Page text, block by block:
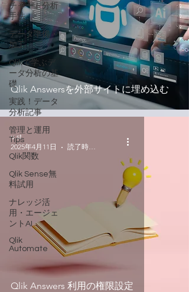
チャート分析
手法
データ準備・
加工
Qlikで学ぶデ
ータ分析の基
礎
実践！データ
分析記事
管理と運用
Tips
Qlik関数
Qlik Sense無
料試用
ナレッジ活
用・エージェ
ントAI
Qlik
Automate
Qlik Answersを外部サイトに埋め込む
Qlik Answers 利用の権限設定
u st
2025年4月11日
読了時間: 4分